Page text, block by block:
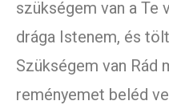
szükségem van a Te
drága Istenem, és
Szükségem van Rád
reményemet beléd